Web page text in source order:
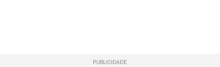
PUBLICIDADE